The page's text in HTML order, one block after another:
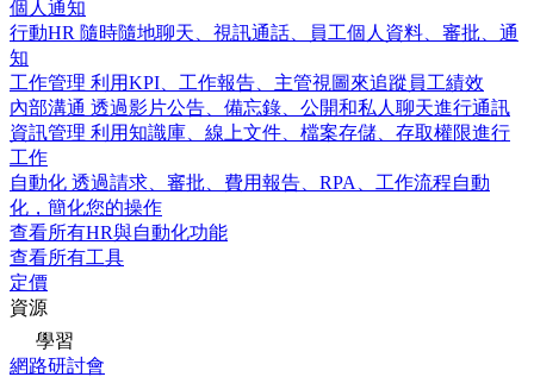
個人通知
行動HR 隨時隨地聊天、視訊通話、員工個人資料、審批、通
知
工作管理 利用KPI、工作報告、主管視圖來追蹤員工績效
內部溝通 透過影片公告、備忘錄、公開和私人聊天進行通訊
資訊管理 利用知識庫、線上文件、檔案存儲、存取權限進行
工作
自動化 透過請求、審批、費用報告、RPA、工作流程自動
化，簡化您的操作
查看所有HR與自動化功能
查看所有工具
定價
資源
學習
網路研討會